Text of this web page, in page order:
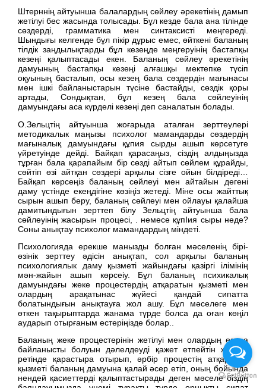
Штерннің айтуынша балалардың сөйлеу әрекетінің дамып
жетілуі бес жасында толысады. Бұл кезде бала ана тілінде
сөздерді, грамматика мен синтаксисті меңгереді.
Шындығы келгенде бұл пікір дұрыс емес, өйткені баланың
тілдік заңдылықтарды бұл кезеңде меңгеруінің бастапқы
кезеңі қалыптасады екен. Баланың сөйлеу әрекетінің
дамуының бастапқы кезеңі алғашқы мектепке түсіп
оқуының басталып, осы кезең бала сөздердін мағынасы
мен ішкі байланыстарын түсіне бастайды, сөздік қоры
артады, Сондықтан, бұл кезең бала сөйлеуінің
дамуындағы аса күрделі кезеңі деп саналатын болады.
О.Зельцтің айтуынша жоғарыда аталған зерттеулері
методикалык маңызы психолог мамандарды сөздердің
мағыналық дамуындағы құпия сырды ашып көрсетуге
үйретуінде дейді. Байқап қарасаңыз, сіздің алдыңызда
тұрған бала қарапайым бір сөзді айтып сөйлем құрайды,
сөйтіп өзі айтқан сөздері арқылы сізге ойын білдіреді…
Байқап көрсеңіз баланың сөйлеуі мен айтайын дегені
даму үстінде екеңдігіне көзіңіз жетеді. Міне осы жайттық
сырын ашып беру, баланың сөйлеуі мен ойлауы қалайша
дамитындығын зерттеп білу Зельцтің айтуынша бала
сөйлеуінің жасырын процесі, . немесе құпІия сыры неде?
Соны анықтау психолог мамандардың міндеті.
Психологияда ерекше манызды болған мәселенің бірі-
өзінік зерттеу әдісін анықтап, сол арқылы баланың
психологиялык даму қызметі жайындағы қазіргі ілімінің
мән-жайын ашып көрсеіу. Бұл баланың психикалық
дамуындағы жеке процестердің атқаратын қызметі мен
олардың арақатынас жүйесі қандай сипатта
болатындығын анықтауға жол ашу. Бұл мәселеге мен
өткен тақырыптарда жанама түрде болса да оған көңіл
аударып отырғаным естеріңізде болар..
Баланың жеке процестерінін жетілуі мен олардың өзара
байланысты болуын дәлелдеуді қажет етпейтін жағдай
ретінде қарастыра отырып, әрбір процестің атқаратын
қызметі баланың дамуына қалай әсер етіп, оның бойында
нендей қасиеттерді қалыптастырады деген мәселе біздің